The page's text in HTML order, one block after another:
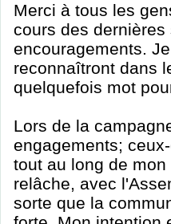
Merci à tous les
cours des
encouragements.
reconnaîtront dans
quelquefois mot
Lors de la
engagements;
tout au long de
relâche, avec
sorte que la